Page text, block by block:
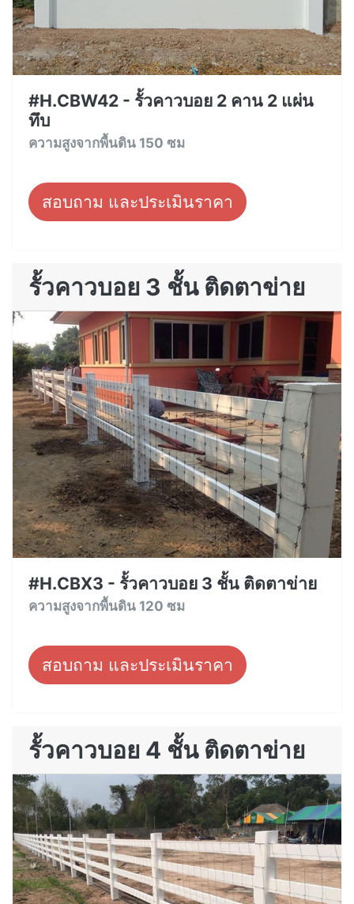
#H.CBW42 - รั้วคาวบอย 2 คาน 2 แผ่น
ทึบ
ความสูงจากพื้นดิน 150 ซม
สอบถาม และประเมินราคา
รั้วคาวบอย 3 ชั้น ติดตาข่าย
#H.CBX3 - รั้วคาวบอย 3 ชั้น ติดตาข่าย
ความสูงจากพื้นดิน 120 ซม
สอบถาม และประเมินราคา
รั้วคาวบอย 4 ชั้น ติดตาข่าย